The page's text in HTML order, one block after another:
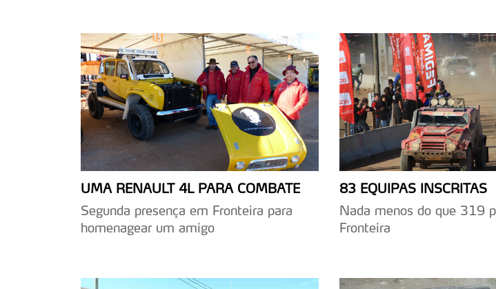
UMA RENAULT 4L PARA COMBATE
Segunda presença em Fronteira para
homenagear um amigo
83 EQUIPAS INSCRITAS
Nada menos do que 319
Fronteira